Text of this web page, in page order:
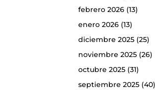
febrero 2026 (13)
enero 2026 (13)
diciembre 2025 (25)
noviembre 2025 (26)
octubre 2025 (31)
septiembre 2025 (40)